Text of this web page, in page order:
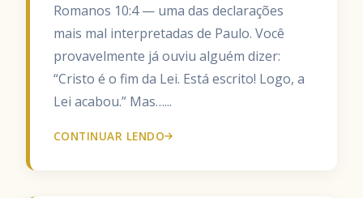
Romanos 10:4 — uma das declarações
mais mal interpretadas de Paulo. Você
provavelmente já ouviu alguém dizer:
“Cristo é o fim da Lei. Está escrito! Logo, a
Lei acabou.” Mas…...
CONTINUAR LENDO